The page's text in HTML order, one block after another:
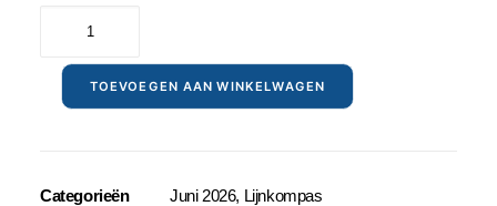
2026
aantal
TOEVOEGEN AAN WINKELWAGEN
Categorieën Juni 2026, Lijnkompas